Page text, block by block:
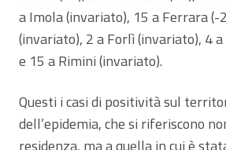
a Imola (invariato), 15 a Ferrara (-
(invariato), 2 a Forlì (invariato), 4
e 15 a Rimini (invariato).
Questi i casi di positività sul
dell’epidemia, che si riferiscono